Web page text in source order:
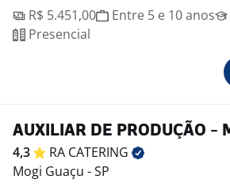
R$ 5.451,00
Entre 5 e 10 anos
Presencial
AUXILIAR DE PRODUÇÃO -
4,3 RA CATERING
Mogi Guaçu - SP